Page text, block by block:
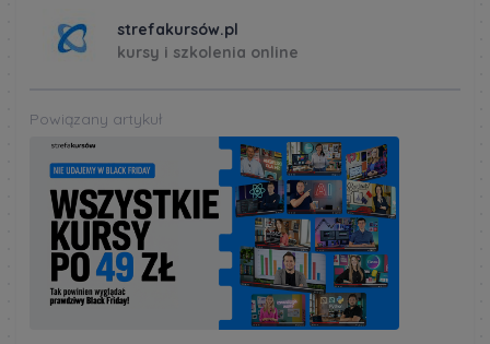
strefakursów.pl
kursy i szkolenia online
Powiązany artykuł